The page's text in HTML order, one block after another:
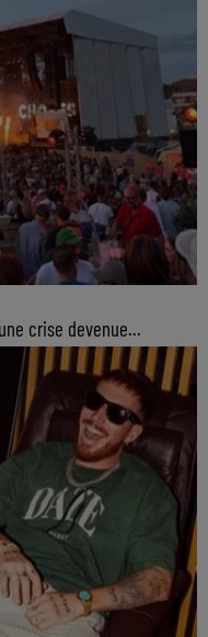
crise devenue...